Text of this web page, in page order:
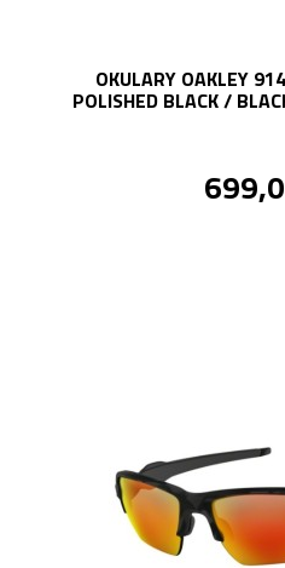
OKULARY OAKLEY
POLISHED BLACK /